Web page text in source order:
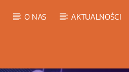
O NAS AKTUALNOŚCI